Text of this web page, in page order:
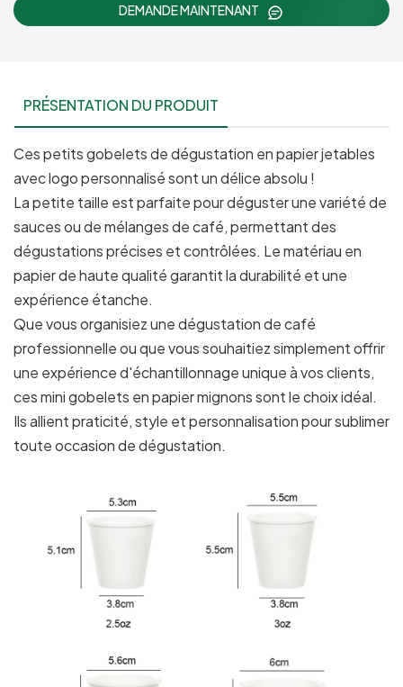
DEMANDE MAINTENANT
PRÉSENTATION DU PRODUIT
Ces petits gobelets de dégustation en papier jetables
avec logo personnalisé sont un délice absolu !
La petite taille est parfaite pour déguster une variété de
sauces ou de mélanges de café, permettant des
dégustations précises et contrôlées. Le matériau en
papier de haute qualité garantit la durabilité et une
expérience étanche.
Que vous organisiez une dégustation de café
professionnelle ou que vous souhaitiez simplement offrir
une expérience d'échantillonnage unique à vos clients,
ces mini gobelets en papier mignons sont le choix idéal.
Ils allient praticité, style et personnalisation pour sublimer
toute occasion de dégustation.